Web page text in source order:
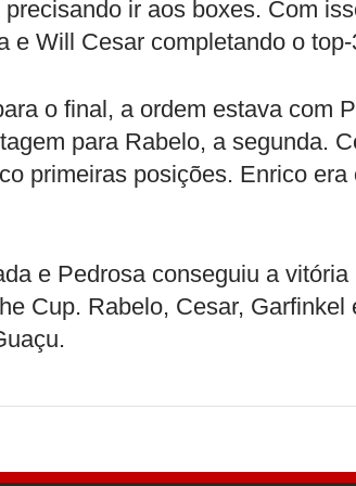
ir aos boxes. Com
e Will Cesar completando o top-
o final, a ordem estava com
para Rabelo, a segunda.
primeiras posições. Enrico
e Pedrosa conseguiu a
Cup. Rabelo, Cesar,